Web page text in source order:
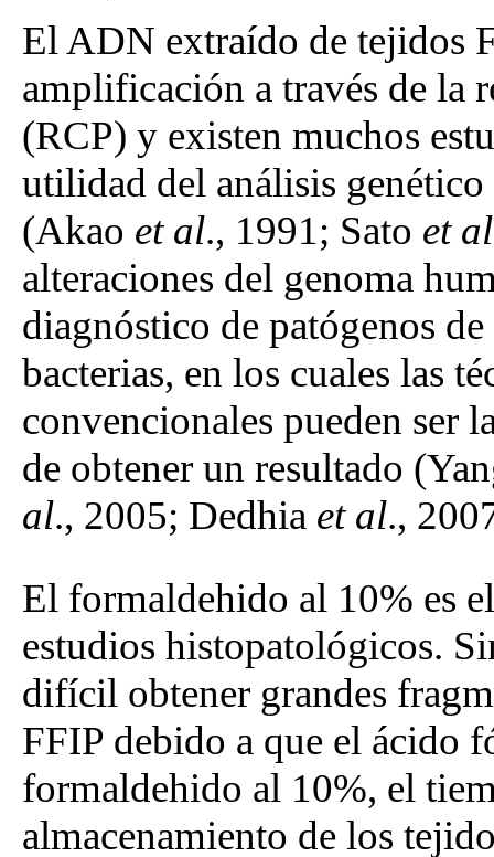
El ADN extraído de tejidos
amplificación a través de la
(RCP) y existen muchos
utilidad del análisis
(Akao et al., 1991; Sato et al
alteraciones del genoma
diagnóstico de patógenos
bacterias, en los cuales las
convencionales pueden ser
de obtener un resultado
al., 2005; Dedhia et al.,
El formaldehido al 10% es
estudios histopatológicos.
difícil obtener grandes
FFIP debido a que el ácido
formaldehido al 10%, el
almacenamiento de los